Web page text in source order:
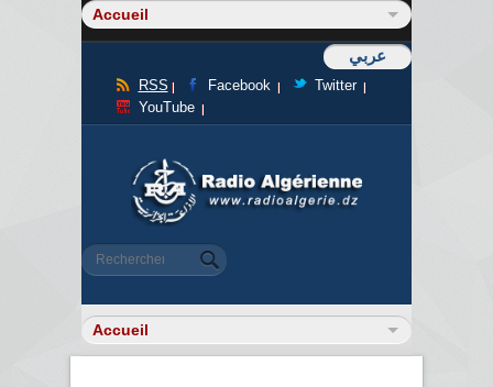
عربي
RSS Facebook
Twitter
YouTube
Formulaire de recherche
Rechercher